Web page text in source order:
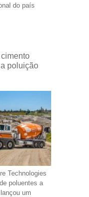
do país
poluição
Technologies
poluentes a
um